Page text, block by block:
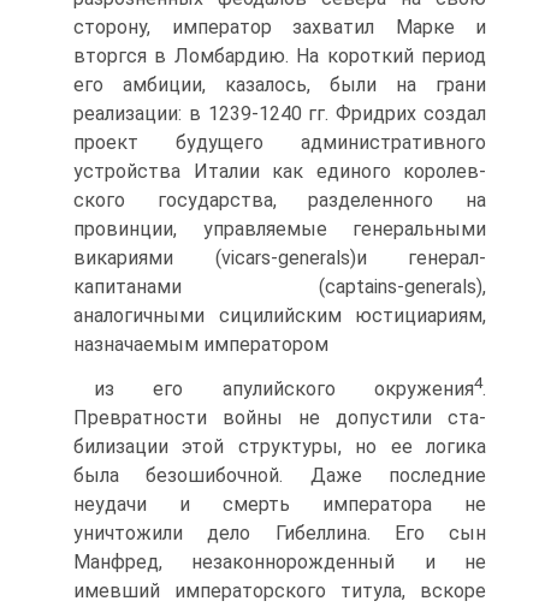
сторону, император захва­тил Марке и
вторгся в Ломбардию. На короткий период
его амбиции, ка­залось, были на грани
реализации: в 1239-1240 гг. Фридрих создал
проект будущего административного
устройства Италии как единого королев­
ского государства, разделенного на
провинции, управляемые генераль­ными
викариями (vicars-generals)и генерал-
капитанами (captains-generals),
аналогичными сицилийским юстициариям,
назначаемым императором
из его апулийского окружения4.
Превратности войны не допустили ста­
билизации этой структуры, но ее логика
была безошибочной. Даже по­следние
неудачи и смерть императора не
уничтожили дело Гибеллина. Его сын
Манфред, незаконнорожденный и не
имевший императорско­го титула, вскоре